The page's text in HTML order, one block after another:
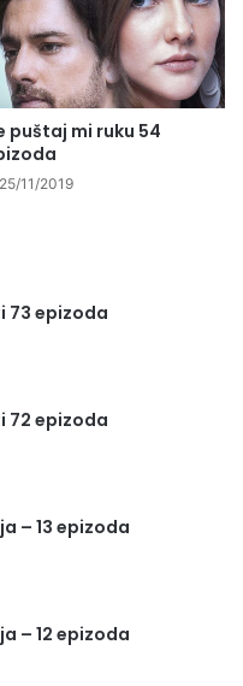
puštaj mi ruku 54
25/11/2019
73 epizoda
72 epizoda
– 13 epizoda
– 12 epizoda